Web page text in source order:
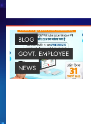
BLOG
GOVT. EMPLOYEE
NEWS